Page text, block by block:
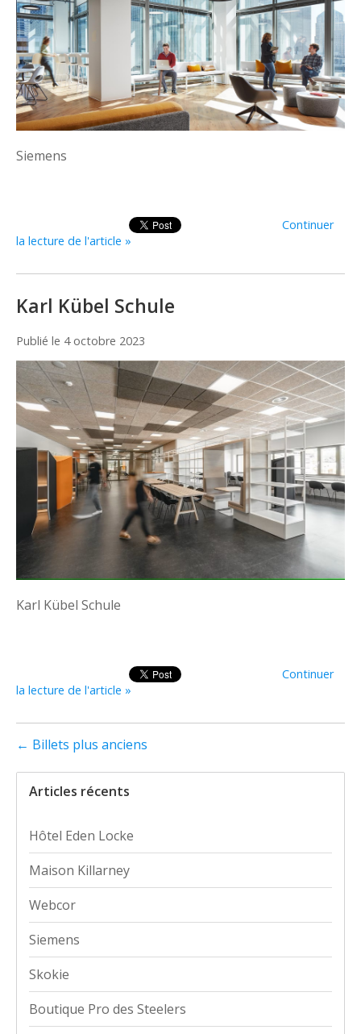
Siemens
Continuer
la lecture de l'article »
Karl Kübel Schule
Publié le 4 octobre 2023
Karl Kübel Schule
Continuer
la lecture de l'article »
← Billets plus anciens
Articles récents
Hôtel Eden Locke
Maison Killarney
Webcor
Siemens
Skokie
Boutique Pro des Steelers